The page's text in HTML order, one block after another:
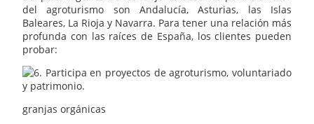
del agroturismo son Andalucía, Asturias, las Islas
Baleares, La Rioja y Navarra. Para tener una relación más
profunda con las raíces de España, los clientes pueden
probar:
granjas orgánicas